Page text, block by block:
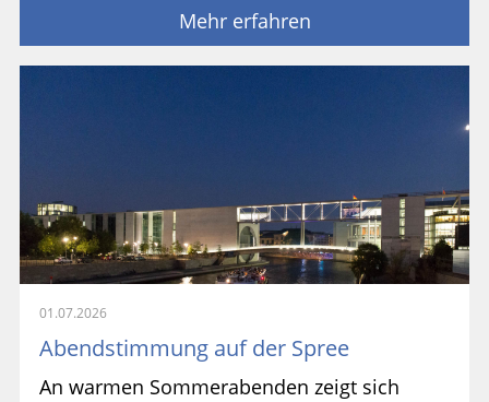
Mehr erfahren
01.07.2026
Abendstimmung auf der Spree
An warmen Sommerabenden zeigt sich